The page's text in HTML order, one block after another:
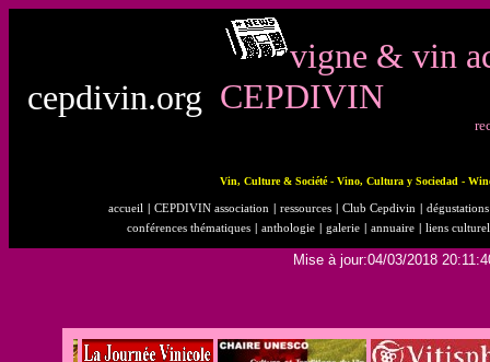
cepdivin.org
vigne & vin
CEPDIVIN
Vin, Culture & Société - Vino, Cultura y Sociedad -
accueil CEPDIVIN association ressources Club Cepdivin
conférences thématiques
anthologie galerie annuaire liens
Mise à jour:04/03/2018